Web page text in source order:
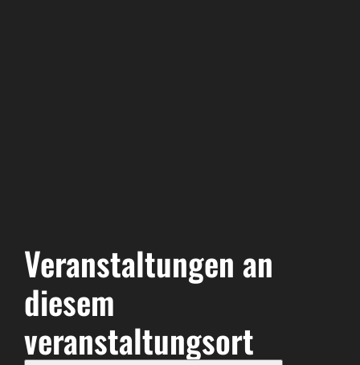
Veranstaltungen an
diesem
veranstaltungsort